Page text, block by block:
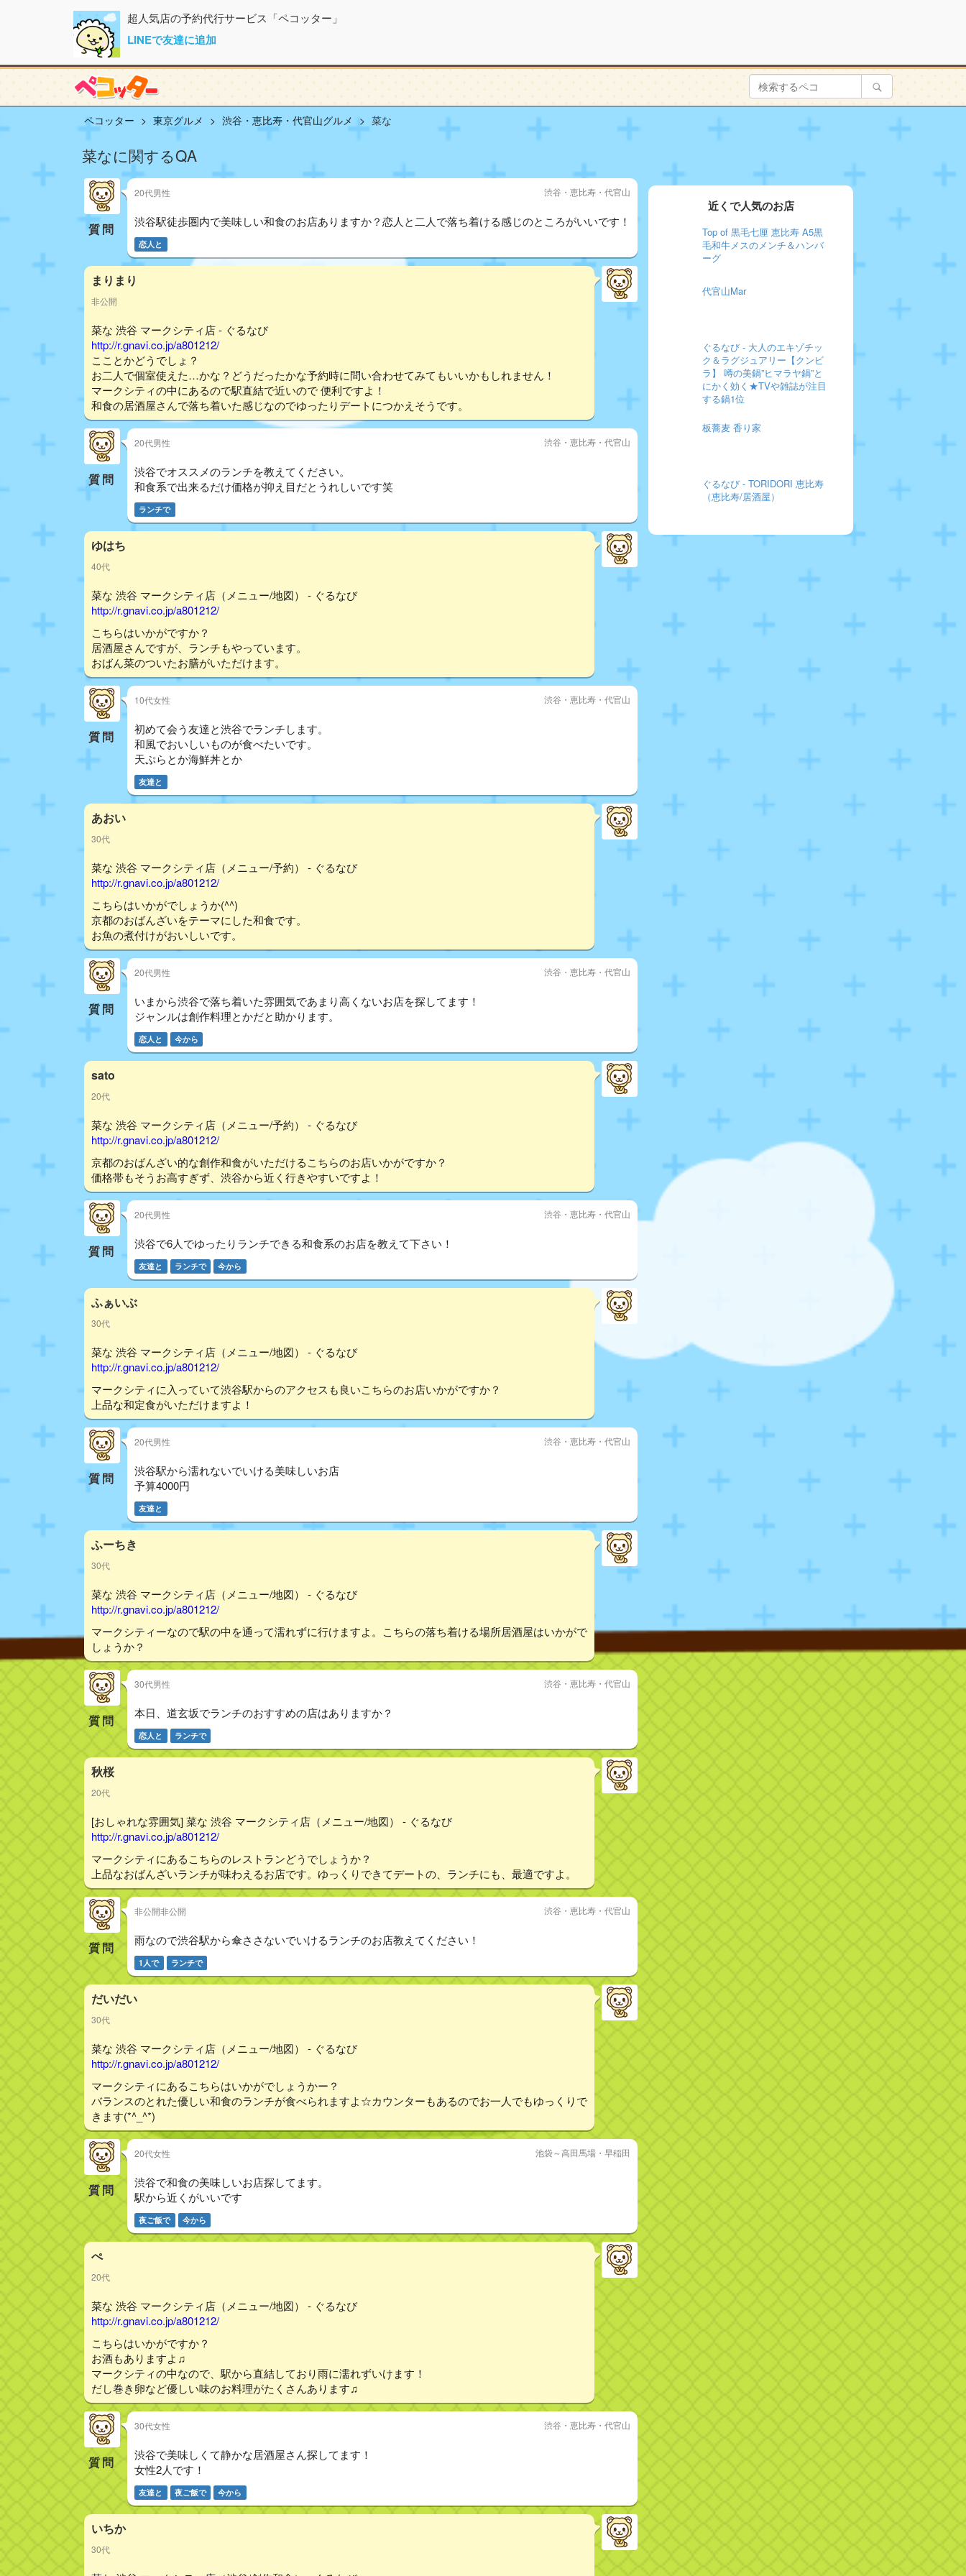
超人気店の予約代行サービス「ペコッター」
LINEで友達に追加
ペコッター 東京グルメ 渋谷・恵比寿・代官山グルメ 菜な
菜なに関するQA
質問
20代男性 渋谷・恵比寿・代官山
渋谷駅徒歩圏内で美味しい和食のお店ありますか？恋人と二人で落ち着ける感じのところがいいです！
恋人と
まりまり
非公開
菜な 渋谷 マークシティ店 - ぐるなび
http://r.gnavi.co.jp/a801212/
こことかどうでしょ？
お二人で個室使えた…かな？どうだったかな予約時に問い合わせてみてもいいかもしれません！
マークシティの中にあるので駅直結で近いので 便利ですよ！
和食の居酒屋さんで落ち着いた感じなのでゆったりデートにつかえそうです。
質問
20代男性 渋谷・恵比寿・代官山
渋谷でオススメのランチを教えてください。
和食系で出来るだけ価格が抑え目だとうれしいです笑
ランチで
ゆはち
40代
菜な 渋谷 マークシティ店（メニュー/地図） - ぐるなび
http://r.gnavi.co.jp/a801212/
こちらはいかがですか？
居酒屋さんですが、ランチもやっています。
おばん菜のついたお膳がいただけます。
質問
10代女性 渋谷・恵比寿・代官山
初めて会う友達と渋谷でランチします。
和風でおいしいものが食べたいです。
天ぷらとか海鮮丼とか
友達と
あおい
30代
菜な 渋谷 マークシティ店（メニュー/予約） - ぐるなび
http://r.gnavi.co.jp/a801212/
こちらはいかがでしょうか(^^)
京都のおばんざいをテーマにした和食です。
お魚の煮付けがおいしいです。
質問
20代男性 渋谷・恵比寿・代官山
いまから渋谷で落ち着いた雰囲気であまり高くないお店を探してます！
ジャンルは創作料理とかだと助かります。
恋人と 今から
sato
20代
菜な 渋谷 マークシティ店（メニュー/予約） - ぐるなび
http://r.gnavi.co.jp/a801212/
京都のおばんざい的な創作和食がいただけるこちらのお店いかがですか？
価格帯もそうお高すぎず、渋谷から近く行きやすいですよ！
質問
20代男性 渋谷・恵比寿・代官山
渋谷で6人でゆったりランチできる和食系のお店を教えて下さい！
友達と ランチで 今から
ふぁいぶ
30代
菜な 渋谷 マークシティ店（メニュー/地図） - ぐるなび
http://r.gnavi.co.jp/a801212/
マークシティに入っていて渋谷駅からのアクセスも良いこちらのお店いかがですか？
上品な和定食がいただけますよ！
質問
20代男性 渋谷・恵比寿・代官山
渋谷駅から濡れないでいける美味しいお店
予算4000円
友達と
ふーちき
30代
菜な 渋谷 マークシティ店（メニュー/地図） - ぐるなび
http://r.gnavi.co.jp/a801212/
マークシティーなので駅の中を通って濡れずに行けますよ。こちらの落ち着ける場所居酒屋はいかがで
しょうか？
質問
30代男性 渋谷・恵比寿・代官山
本日、道玄坂でランチのおすすめの店はありますか？
恋人と ランチで
秋桜
20代
[おしゃれな雰囲気] 菜な 渋谷 マークシティ店（メニュー/地図） - ぐるなび
http://r.gnavi.co.jp/a801212/
マークシティにあるこちらのレストランどうでしょうか？
上品なおばんざいランチが味わえるお店です。ゆっくりできてデートの、ランチにも、最適ですよ。
質問
非公開非公開 渋谷・恵比寿・代官山
雨なので渋谷駅から傘ささないでいけるランチのお店教えてください！
1人で ランチで
だいだい
30代
菜な 渋谷 マークシティ店（メニュー/地図） - ぐるなび
http://r.gnavi.co.jp/a801212/
マークシティにあるこちらはいかがでしょうかー？
バランスのとれた優しい和食のランチが食べられますよ☆カウンターもあるのでお一人でもゆっくりで
きます(*^_^*)
質問
20代女性 池袋～高田馬場・早稲田
渋谷で和食の美味しいお店探してます。
駅から近くがいいです
夜ご飯で 今から
ぺ
20代
菜な 渋谷 マークシティ店（メニュー/地図） - ぐるなび
http://r.gnavi.co.jp/a801212/
こちらはいかがですか？
お酒もありますよ♫
マークシティの中なので、駅から直結しており雨に濡れずいけます！
だし巻き卵など優しい味のお料理がたくさんあります♫
質問
30代女性 渋谷・恵比寿・代官山
渋谷で美味しくて静かな居酒屋さん探してます！
女性2人です！
友達と 夜ご飯で 今から
いちか
30代
近くで人気のお店
Top of 黒毛七厘 恵比寿 A5黒
毛和牛メスのメンチ＆ハンバ
ーグ
代官山Mar
ぐるなび - 大人のエキゾチッ
ク＆ラグジュアリー【クンビ
ラ】 噂の美鍋”ヒマラヤ鍋”と
にかく効く★TVや雑誌が注目
する鍋1位
板蕎麦 香り家
ぐるなび - TORIDORI 恵比寿
（恵比寿/居酒屋）